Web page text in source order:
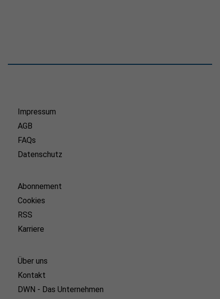
Impressum
AGB
FAQs
Datenschutz
Abonnement
Cookies
RSS
Karriere
Über uns
Kontakt
DWN - Das Unternehmen